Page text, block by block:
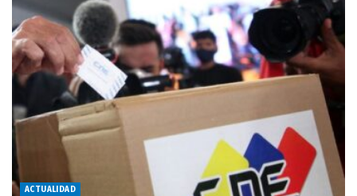
ACTUALIDAD